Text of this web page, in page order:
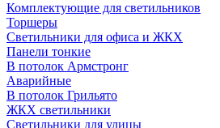
Комплектующие для светильников
Торшеры
Светильники для офиса и ЖКХ
Панели тонкие
В потолок Армстронг
Аварийные
В потолок Грильято
ЖКХ светильники
Светильники для улицы